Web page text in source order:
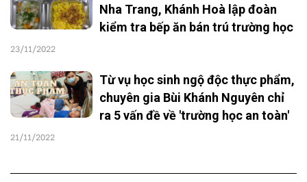
Nha Trang, Khánh Hoà lập đoàn
kiểm tra bếp ăn bán trú trường học
23/11/2022
Từ vụ học sinh ngộ độc thực phẩm,
chuyên gia Bùi Khánh Nguyên chỉ
ra 5 vấn đề về 'trường học an toàn'
21/11/2022